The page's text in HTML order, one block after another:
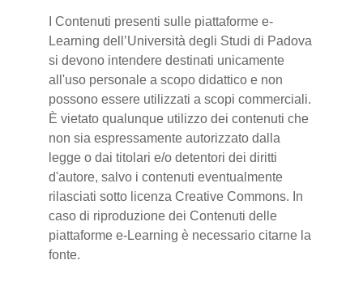
I Contenuti presenti sulle piattaforme e-
Learning dell’Università degli Studi di Padova
si devono intendere destinati unicamente
all'uso personale a scopo didattico e non
possono essere utilizzati a scopi commerciali.
È vietato qualunque utilizzo dei contenuti che
non sia espressamente autorizzato dalla
legge o dai titolari e/o detentori dei diritti
d'autore, salvo i contenuti eventualmente
rilasciati sotto licenza Creative Commons. In
caso di riproduzione dei Contenuti delle
piattaforme e-Learning è necessario citarne la
fonte.